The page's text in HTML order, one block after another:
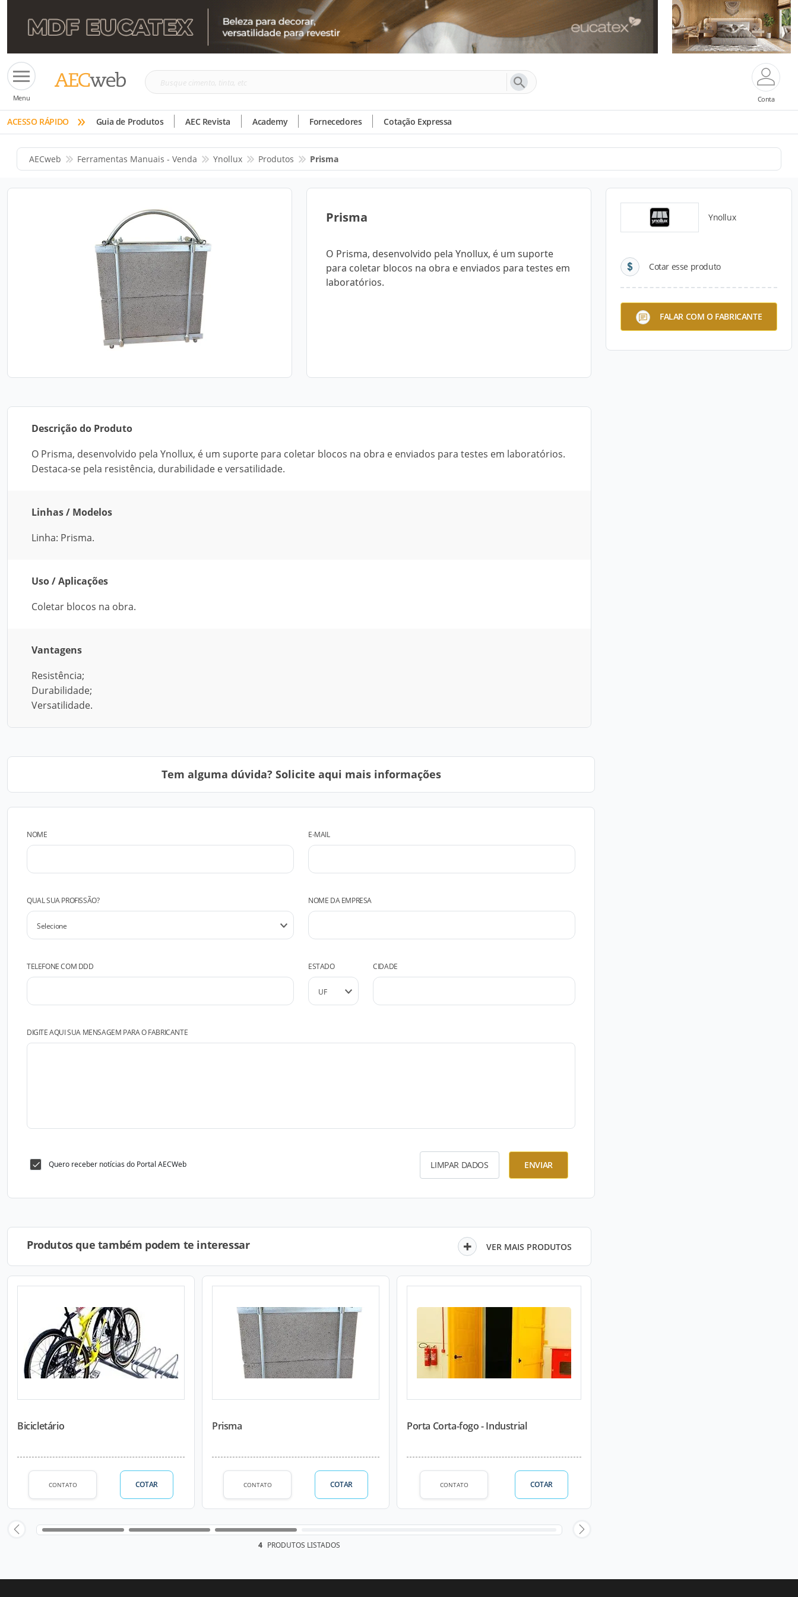
Menu
Busque
tinta,
etc
Conta
ACESSO RÁPIDO » Guia de Produtos AEC Revista Academy Fornecedores Cotação Expressa
AECweb Ferramentas Manuais - Venda Ynollux Produtos Prisma
Prisma
O Prisma, desenvolvido pela Ynollux, é um suporte
para coletar blocos na obra e enviados para testes em
laboratórios.
Ynollux
Cotar esse produto
FALAR COM O FABRICANTE
Descrição do Produto
O Prisma, desenvolvido pela Ynollux, é um suporte para coletar blocos na obra e enviados para testes em laboratórios.
Destaca-se pela resistência, durabilidade e versatilidade.
Linhas / Modelos
Linha: Prisma.
Uso / Aplicações
Coletar blocos na obra.
Vantagens
Resistência;
Durabilidade;
Versatilidade.
Tem alguma dúvida? Solicite aqui mais informações
NOME E-MAIL
QUAL SUA PROFISSÃO? NOME DA EMPRESA
TELEFONE COM DDD ESTADO CIDADE
DIGITE AQUI SUA MENSAGEM PARA O FABRICANTE
Quero receber notícias do Portal AECWeb LIMPAR DADOS ENVIAR
Produtos que também podem te interessar VER MAIS PRODUTOS
Bicicletário
CONTATO COTAR
Prisma
CONTATO COTAR
Porta Corta-fogo - Industrial
CONTATO COTAR
4 PRODUTOS LISTADOS